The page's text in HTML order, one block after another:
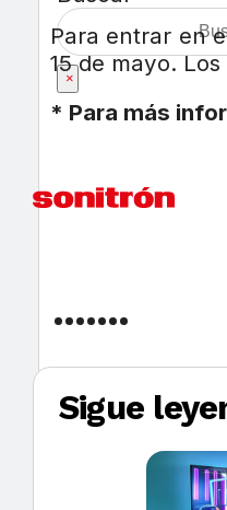
×
Para entrar en
15 de mayo.
* Para más
Sigue